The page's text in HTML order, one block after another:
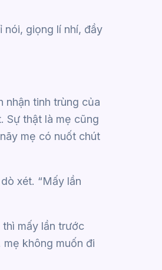
nói, giọng lí nhí, đầy
nhận tinh trùng của
Sự thật là mẹ cũng
mẹ có nuốt chút
xét. “Mấy lần
mấy lần trước
không muốn đi